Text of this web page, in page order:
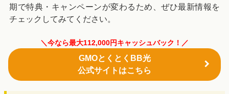
期で特典・キャンペーンが変わるため、ぜひ最新情報を
チェックしてみてください。
＼今なら最大112,000円キャッシュバック！／
GMOとくとくBB光
公式サイトはこちら